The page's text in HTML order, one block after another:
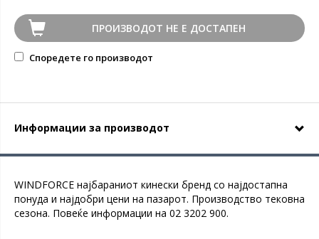
ПРОИЗВОДОТ НЕ Е ДОСТАПЕН
Споредете го производот
Информации за производот
WINDFORCE најбараниот кинески бренд со најдостапна
понуда и најдобри цени на пазарот. Производство тековна
сезона. Повеќе информации на 02 3202 900.